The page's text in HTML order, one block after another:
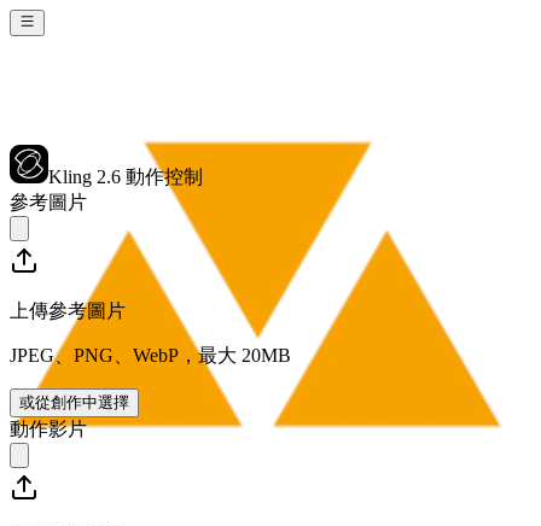
Kling 2.6 動作控制
參考圖片
上傳參考圖片
JPEG、PNG、WebP，最大 20MB
或從創作中選擇
動作影片